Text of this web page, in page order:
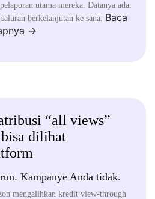
utama mereka. Datanya ada.
berkelanjutan ke sana. Baca
→
“all views”
dilihat
Kampanye Anda tidak.
mengalihkan kredit view-through